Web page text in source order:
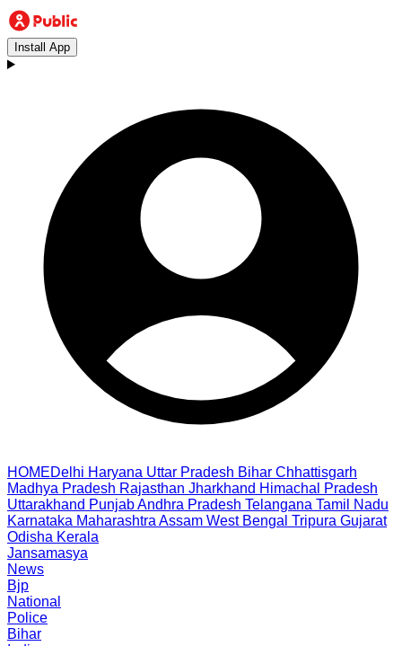
Install App
HOMEDelhi Haryana Uttar Pradesh Bihar Chhattisgarh
Madhya Pradesh Rajasthan Jharkhand Himachal Pradesh
Uttarakhand PunjabAndhra Pradesh Telangana Tamil Nadu
Karnataka Maharashtra Assam West Bengal Tripura Gujarat
Odisha Kerala
Jansamasya
News
Bjp
National
Police
Bihar